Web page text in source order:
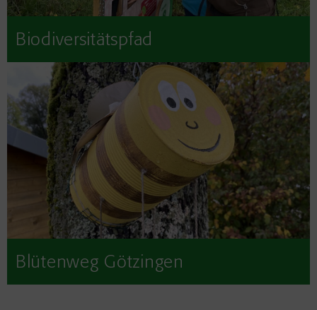
Biodiversitätspfad
Blütenweg Götzingen